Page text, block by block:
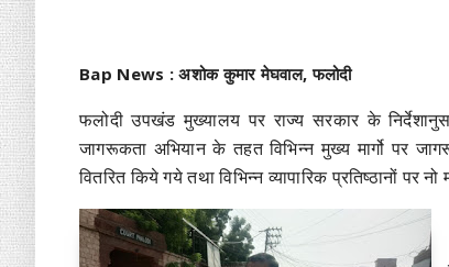
Bap News : अशोक कुमार मेघवाल, फलोदी
फलोदी उपखंड मुख्यालय पर राज्य सरकार के
जागरूकता अभियान के तहत विभिन्न मुख्य मार्गो पर
वितरित किये गये तथा विभिन्न व्यापारिक प्रतिष्ठानों पर